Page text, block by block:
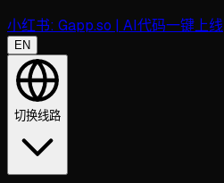
小红书: Gapp.so | AI代码一键上线
EN
切换线路